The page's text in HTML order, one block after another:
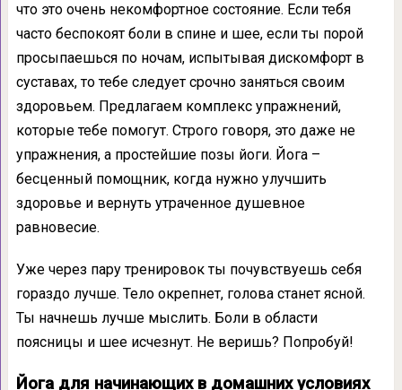
что это очень некомфортное состояние. Если тебя
часто беспокоят боли в спине и шее, если ты порой
просыпаешься по ночам, испытывая дискомфорт в
суставах, то тебе следует срочно заняться своим
здоровьем. Предлагаем комплекс упражнений,
которые тебе помогут. Строго говоря, это даже не
упражнения, а простейшие позы йоги. Йога –
бесценный помощник, когда нужно улучшить
здоровье и вернуть утраченное душевное
равновесие.
Уже через пару тренировок ты почувствуешь себя
гораздо лучше. Тело окрепнет, голова станет ясной.
Ты начнешь лучше мыслить. Боли в области
поясницы и шее исчезнут. Не веришь? Попробуй!
Йога для начинающих в домашних условиях